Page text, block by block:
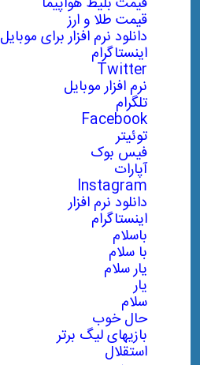
قیمت طلا و ارز
دانلود نرم افزار برای موبایل
اینستاگرام
Twitter
نرم افزار موبایل
تلگرام
Facebook
توئیتر
فیس بوک
آپارات
Instagram
دانلود نرم افزار
اینستاگرام
باسلام
با سلام
یار سلام
یار
سلام
حال خوب
بازیهای لیگ برتر
استقلال